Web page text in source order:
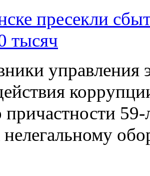
пресекли
тысяч
управления
59-
нелегальному